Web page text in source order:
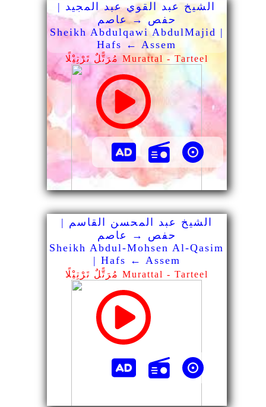
الشيخ عبد القوي عبد المجيد |
حفص → عاصم
Sheikh Abdulqawi AbdulMajid |
Hafs ← Assem
مُرَتًّلٌ تَرْتِيْلًا Murattal - Tarteel
الشيخ عبد المحسن القاسم |
حفص → عاصم
Sheikh Abdul-Mohsen Al-Qasim
| Hafs ← Assem
مُرَتًّلٌ تَرْتِيْلًا Murattal - Tarteel